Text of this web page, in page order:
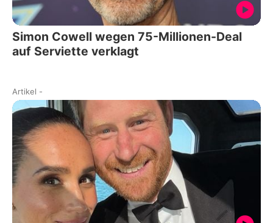
Simon Cowell wegen 75-Millionen-Deal
auf Serviette verklagt
Artikel -